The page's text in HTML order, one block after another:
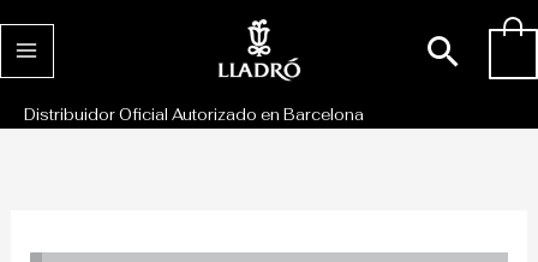
al
Distribuidor Oficial Autorizado en Barcelona